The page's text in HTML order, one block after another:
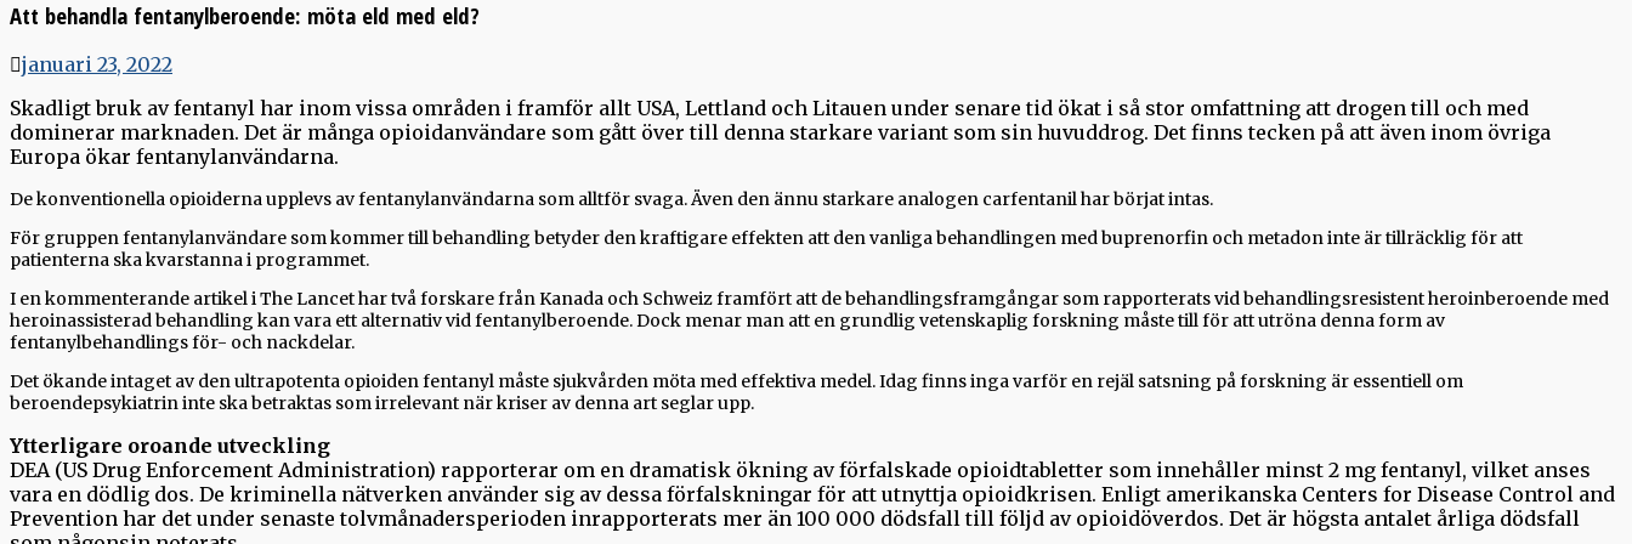
Att behandla fentanylberoende: möta eld med eld?
januari 23, 2022
Skadligt bruk av fentanyl har inom vissa områden i framför allt USA, Lettland och Litauen under senare tid ökat i så stor omfattning att drogen till och med
dominerar marknaden. Det är många opioidanvändare som gått över till denna starkare variant som sin huvuddrog. Det finns tecken på att även inom övriga
Europa ökar fentanylanvändarna.
De konventionella opioiderna upplevs av fentanylanvändarna som alltför svaga. Även den ännu starkare analogen carfentanil har börjat intas.
För gruppen fentanylanvändare som kommer till behandling betyder den kraftigare effekten att den vanliga behandlingen med buprenorfin och metadon inte är tillräcklig för att
patienterna ska kvarstanna i programmet.
I en kommenterande artikel i The Lancet har två forskare från Kanada och Schweiz framfört att de behandlingsframgångar som rapporterats vid behandlingsresistent heroinberoende med
heroinassisterad behandling kan vara ett alternativ vid fentanylberoende. Dock menar man att en grundlig vetenskaplig forskning måste till för att utröna denna form av
fentanylbehandlings för- och nackdelar.
Det ökande intaget av den ultrapotenta opioiden fentanyl måste sjukvården möta med effektiva medel. Idag finns inga varför en rejäl satsning på forskning är essentiell om
beroendepsykiatrin inte ska betraktas som irrelevant när kriser av denna art seglar upp.
Ytterligare oroande utveckling
DEA (US Drug Enforcement Administration) rapporterar om en dramatisk ökning av förfalskade opioidtabletter som innehåller minst 2 mg fentanyl, vilket anses
vara en dödlig dos. De kriminella nätverken använder sig av dessa förfalskningar för att utnyttja opioidkrisen. Enligt amerikanska Centers for Disease Control and
Prevention har det under senaste tolvmånadersperioden inrapporterats mer än 100 000 dödsfall till följd av opioidöverdos. Det är högsta antalet årliga dödsfall